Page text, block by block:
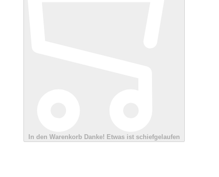
In den Warenkorb Danke! Etwas ist schiefgelaufen